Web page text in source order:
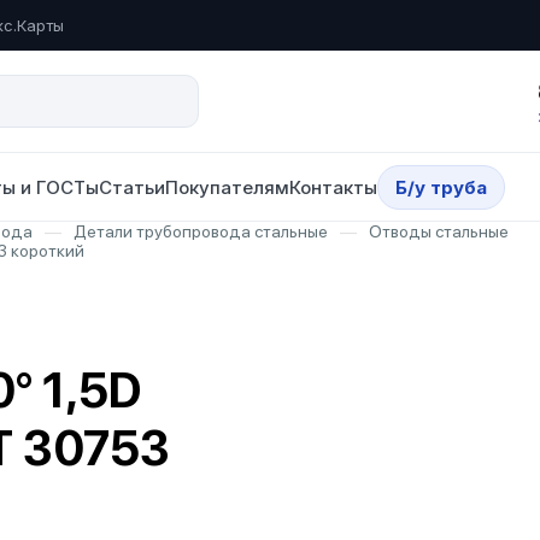
и ГОСТыСтатьиПокупателямКонтакты Б/у труба
— Детали трубопровода стальные —
Отводы стальные
короткий
1,5D
30753